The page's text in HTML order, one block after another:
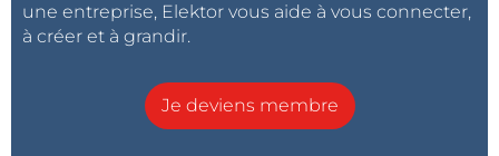
une entreprise, Elektor vous aide à vous connecter,
à créer et à grandir.
Je deviens membre